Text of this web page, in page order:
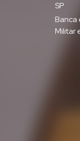
SP
Banca
Militar